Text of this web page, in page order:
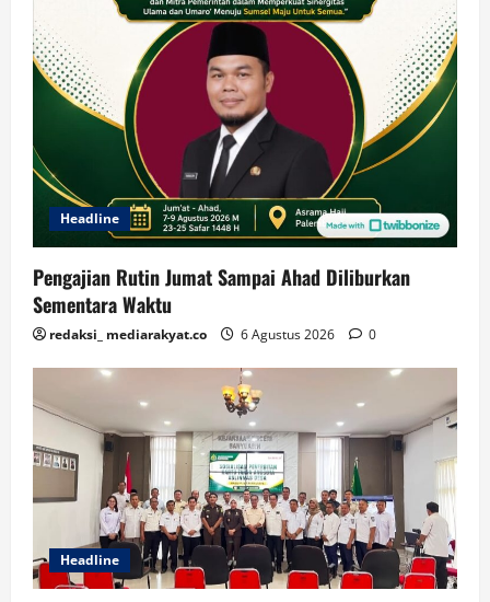
Headline
Pengajian Rutin Jumat Sampai Ahad Diliburkan
Sementara Waktu
redaksi_ mediarakyat.co 6 Agustus 2026 0
Headline